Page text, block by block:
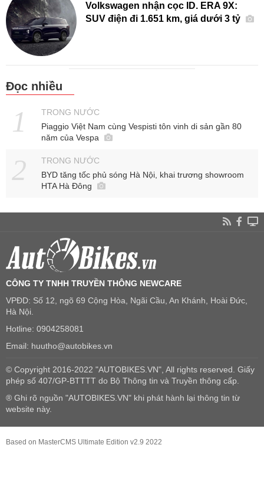
Volkswagen nhận cọc ID. ERA 9X:
SUV điện đi 1.651 km, giá dưới 3 tỷ
Đọc nhiều
TRONG NƯỚC
Piaggio Việt Nam cùng Vespisti tôn vinh di sản gần 80
năm của Vespa
TRONG NƯỚC
BYD tăng tốc phủ sóng Hà Nội, khai trương showroom
HTA Hà Đông
CÔNG TY TNHH TRUYỀN THÔNG NEWCARE
VPĐD: Số 12, ngõ 69 Cộng Hòa, Ngãi Cầu, An Khánh, Hoài Đức,
Hà Nội.
Hotline: 0904258081
Email: huutho@autobikes.vn
© Copyright 2016-2022 "AUTOBIKES.VN", All rights reserved. Giấy
phép số 407/GP-BTTTT do Bộ Thông tin và Truyền thông cấp.
® Ghi rõ nguồn "AUTOBIKES.VN" khi phát hành lại thông tin từ
website này.
Based on MasterCMS Ultimate Edition v2.9 2022